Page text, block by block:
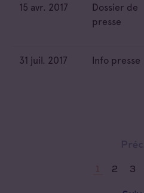
15 avr. 2017
Dossier de
presse
31 juil. 2017 Info presse
2 3